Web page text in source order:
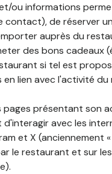
ou informations
de réserver
auprès du
des bons cadeaux
si tel est
lien avec l'activité du
présentant son
avec les
et X (anciennement
le restaurant et sur